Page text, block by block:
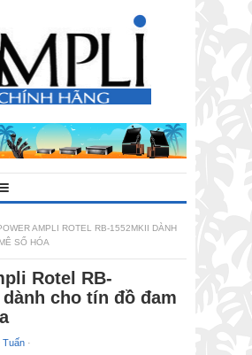
AMPLI ROTEL RB-1552MKII DÀNH
SỐ HÓA
Rotel RB-
dành cho tín đồ đam
Tuấn ·